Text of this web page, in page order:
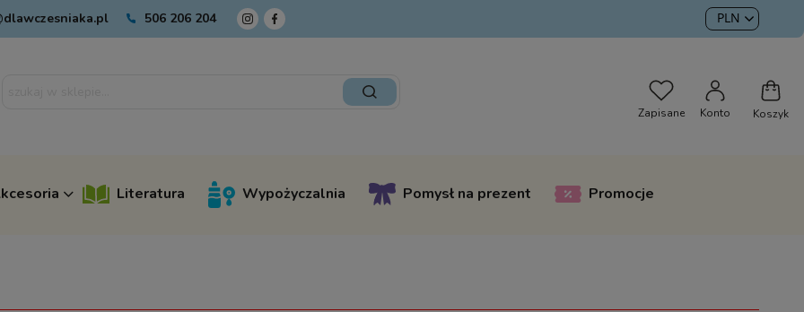
506 206 204
Literatura Wypożyczalnia Pomysł na prezent Promocje